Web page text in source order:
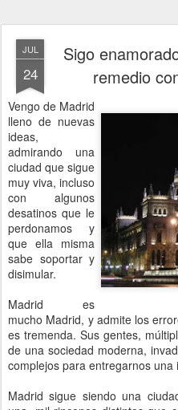
JUL
24
Sigo
remedio
Vengo de Madrid
lleno de nuevas
ideas,
admirando una
ciudad que sigue
muy viva, incluso
con algunos
desatinos que le
perdonamos y
que ella misma
sabe soportar y
disimular.
Madrid es
mucho Madrid, y admite los
es tremenda. Sus gentes,
de una sociedad moderna,
complejos para entregarnos
Madrid sigue siendo una